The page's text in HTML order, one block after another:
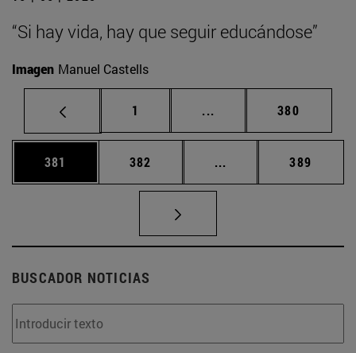
“Si hay vida, hay que seguir educándose”
Imagen Manuel Castells
Página
1 ... Páginas intermedias
Página
380
Página
381 Página
382 ... Páginas intermedias
Página
389
BUSCADOR NOTICIAS